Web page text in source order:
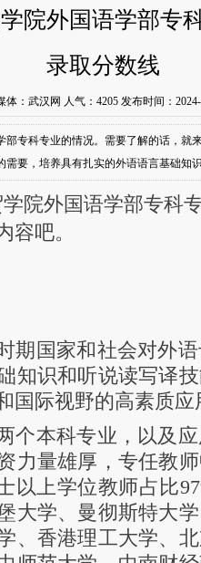
院外国语学部专
录取分数线
体：武汉网 人气： 4205 发布时间：
专科专业的情况。需要了解的话，就
需要，培养具有扎实的外语语言基础知
师中具有高级职称的教师占比38%
学院外国语学部专科
容吧。
期国家和社会对外
知识和听说读写译
国际视野的高素质
个本科专业，以及
力量雄厚，专任教
以上学位教师占比
大学、曼彻斯特大
、香港理工大学、